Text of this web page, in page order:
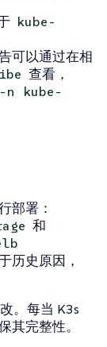
kube-
可以通过在相
查看，
kube-
部署：
和
历史原因，
。每当 K3s
其完整性。